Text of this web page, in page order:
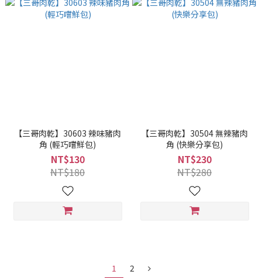
【三哥肉乾】30603 辣味豬肉
角 (輕巧嚐鮮包)
NT$130
NT$180
【三哥肉乾】30504 無辣豬肉
角 (快樂分享包)
NT$230
NT$280
1 2